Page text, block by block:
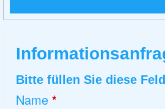
Bitte füllen Sie diese
Name *